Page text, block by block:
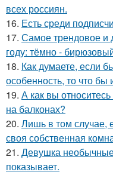
всех россиян.
16. Есть среди
17. Самое трендовое и
году: тёмно -
18. Как думаете, если
особенность, то что бы
19. А как вы
на балконах?
20. Лишь в том случае,
своя собственная
21. Девушка
показывает.